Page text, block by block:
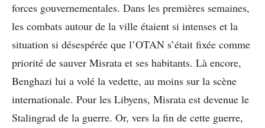
forces gouvernementales. Dans les premières semaines,
les combats autour de la ville étaient si intenses et la
situation si désespérée que l’OTAN s’était fixée comme
priorité de sauver Misrata et ses habitants. Là encore,
Benghazi lui a volé la vedette, au moins sur la scène
internationale. Pour les Libyens, Misrata est devenue le
Stalingrad de la guerre. Or, vers la fin de cette guerre,